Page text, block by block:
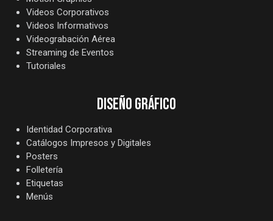
Videos Corporativos
Videos Informativos
Videograbación Aérea
Streaming de Eventos
Tutoriales
DISEÑO GRÁFICO
Identidad Corporativa
Catálogos Impresos y Digitales
Posters
Folletería
Etiquetas
Menús